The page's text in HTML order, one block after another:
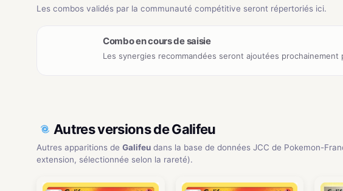
Les combos validés par la communauté compétitive seront répertoriés ici.
Combo en cours de saisie
Les synergies recommandées seront ajoutées prochainement
Autres versions de Galifeu
Autres apparitions de Galifeu dans la base de données JCC de Pokemon-
extension, sélectionnée selon la rareté).